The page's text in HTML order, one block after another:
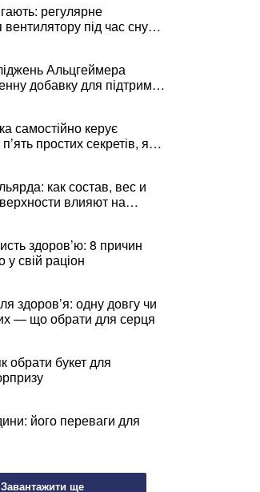
регулярне
під час сну
вплинути на ваше
Альцгеймера
добавку для підтримки
самостійно керує
простих секретів, які
до століття
как состав, вес и
влияют на
здоров’ю: 8 причин
у свій раціон
здоров’я: одну довгу чи
— що обрати для серця
обрати букет для
його переваги для
Завантажити ще